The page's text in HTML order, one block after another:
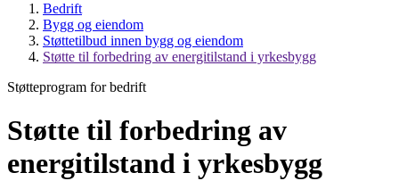
Bedrift
Bygg og eiendom
Støttetilbud innen bygg og eiendom
Støtte til forbedring av energitilstand i yrkesbygg
Støtteprogram for bedrift
Støtte til forbedring av
energitilstand i yrkesbygg